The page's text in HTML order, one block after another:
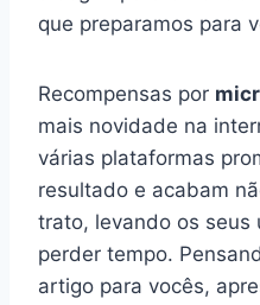
que preparamos para
Recompensas por
mais novidade na
várias plataformas
resultado e acabam
trato, levando os seus
perder tempo.
artigo para vocês,